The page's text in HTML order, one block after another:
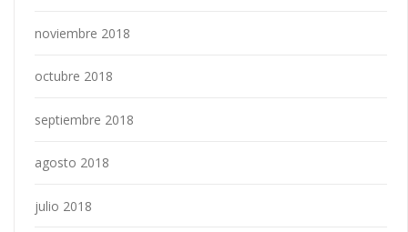
noviembre 2018
octubre 2018
septiembre 2018
agosto 2018
julio 2018